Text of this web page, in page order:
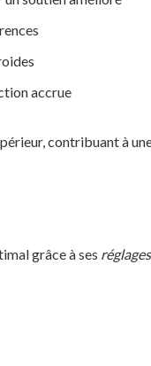
accrue
contribuant à
grâce à ses